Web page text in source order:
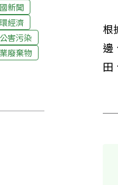
新聞
經濟
公害污染
廢棄物
根
邊
田